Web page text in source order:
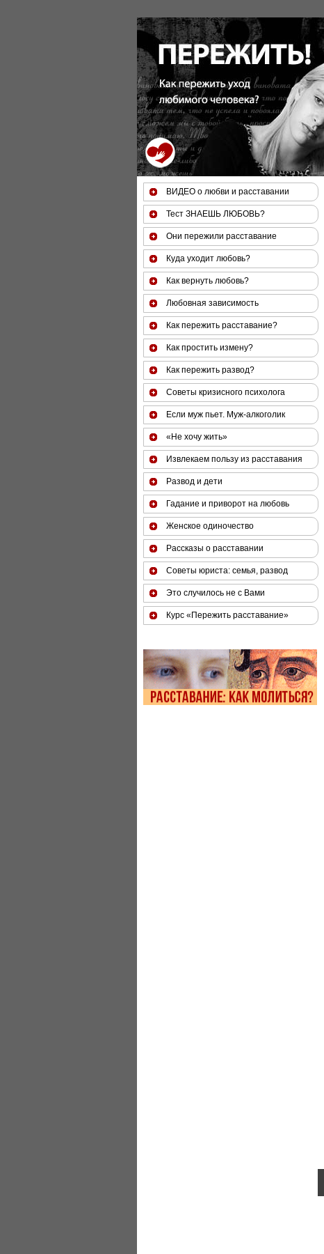
ВИДЕО о любви и расставании
Тест ЗНАЕШЬ ЛЮБОВЬ?
Они пережили расставание
Куда уходит любовь?
Как вернуть любовь?
Любовная зависимость
Как пережить расставание?
Как простить измену?
Как пережить развод?
Советы кризисного психолога
Если муж пьет. Муж-алкоголик
«Не хочу жить»
Извлекаем пользу из расставания
Развод и дети
Гадание и приворот на любовь
Женское одиночество
Рассказы о расставании
Советы юриста: семья, развод
Это случилось не с Вами
Курс «Пережить расставание»